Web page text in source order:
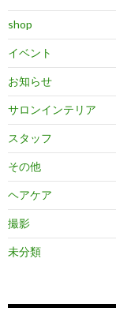
shop
イベント
お知らせ
サロンインテリア
スタッフ
その他
ヘアケア
撮影
未分類